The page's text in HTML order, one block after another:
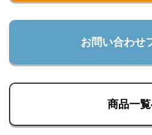
お問い合わせ
商品一